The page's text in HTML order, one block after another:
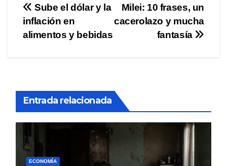
Navegación
de
Milei: 10 frases, un
cacerolazo y mucha
fantasía
Sube el dólar y la
inflación en
alimentos y bebidas
Entrada relacionada
ECONOMÍA